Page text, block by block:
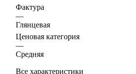
Фактура
—
Глянцевая
Ценовая категория
—
Средняя
Все характеристики